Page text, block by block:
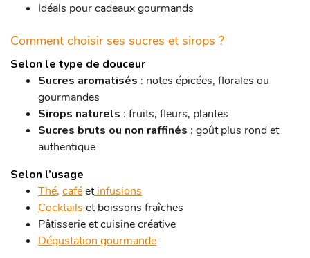
Idéals pour cadeaux gourmands
Comment choisir ses sucres et sirops ?
Selon le type de douceur
Sucres aromatisés : notes épicées, florales ou
gourmandes
Sirops naturels : fruits, fleurs, plantes
Sucres bruts ou non raffinés : goût plus rond et
authentique
Selon l’usage
Thé, caféetinfusions
Cocktails et boissons fraîches
Pâtisserie et cuisine créative
Dégustation gourmande